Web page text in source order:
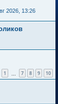
2026, 13:26
1 7 8 9 10